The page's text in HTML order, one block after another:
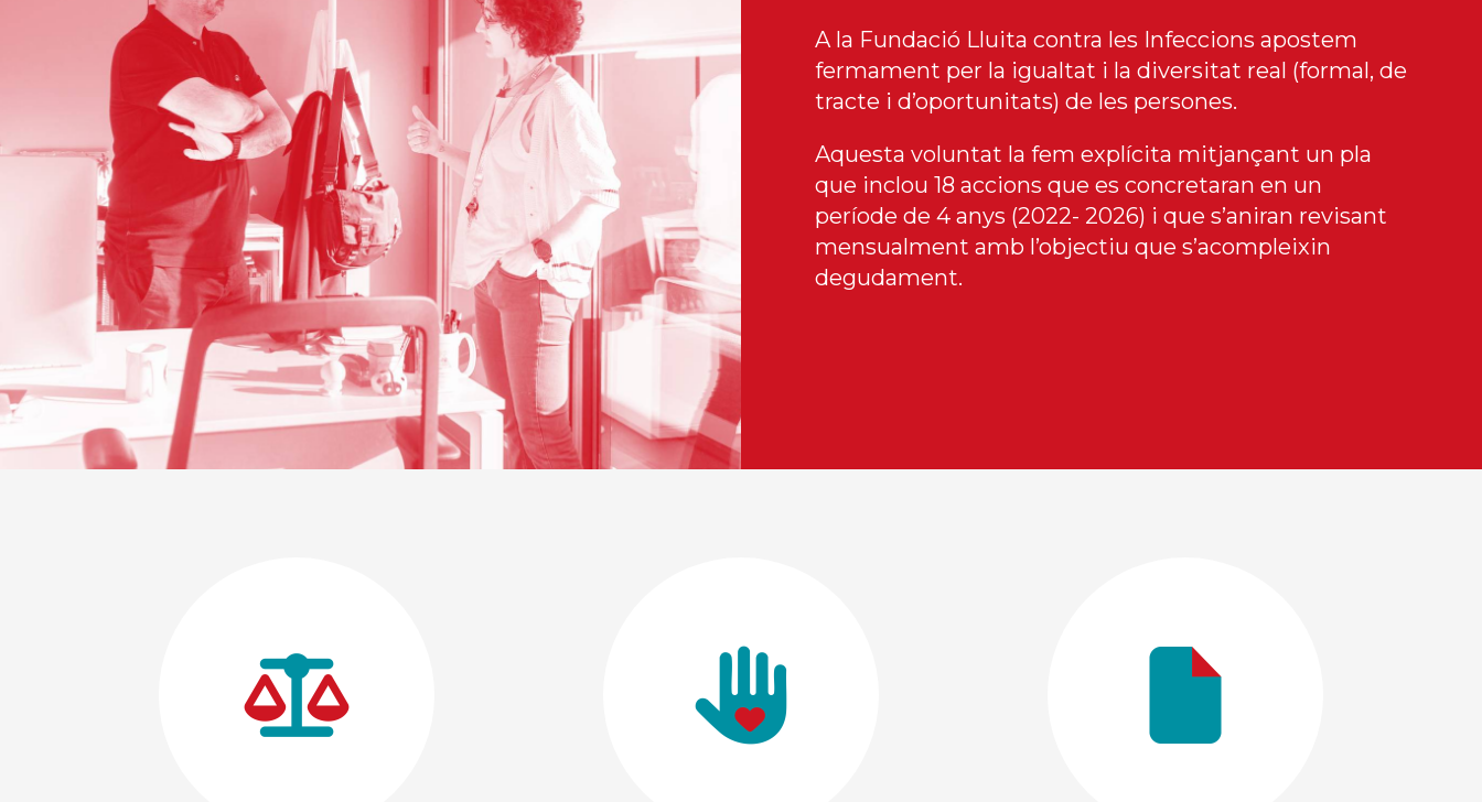
A la Fundació Lluita contra les Infeccions apostem
fermament per la igualtat i la diversitat real (formal, de
tracte i d’oportunitats) de les persones.
Aquesta voluntat la fem explícita mitjançant un pla
que inclou 18 accions que es concretaran en un
període de 4 anys (2022- 2026) i que s’aniran revisant
mensualment amb l’objectiu que s’acompleixin
degudament.